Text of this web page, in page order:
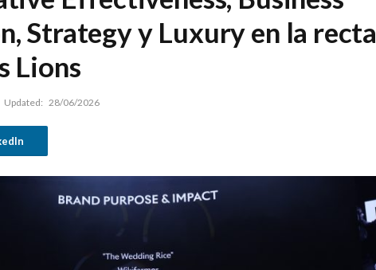
Strategy y Luxury en la recta
Lions
Updated: 28/06/2026